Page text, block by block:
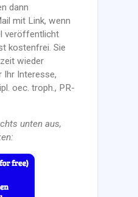
dann
mit Link, wenn
veröffentlicht
kostenfrei. Sie
wieder
Ihr Interesse,
oec. troph., PR-
unten aus,